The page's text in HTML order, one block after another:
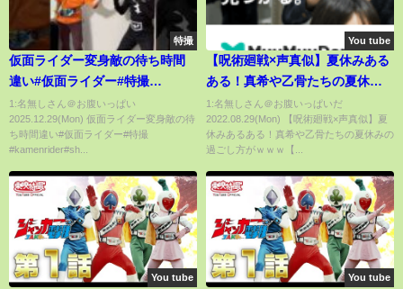
特撮
仮面ライダー変身敵の待ち時間
違い#仮面ライダー#特撮
#kamenrider#shorts
1:名無しさん＠お腹いっぱい
2025.12.29(Mon) 仮面ライダー変身敵の待
ち時間違い#仮面ライダー#特撮
#kamenrider#sh...
You tube
【呪術廻戦×声真似】夏休みある
ある！真希や乙骨たちの夏休み
の過ごし方がｗｗｗ【LINE・ア
フレコ・五条悟・乙骨憂太・狗
巻棘・祈本里香・呪術廻戦０】
1:名無しさん＠お腹いっぱいだ
2022.08.29(Mon) 【呪術廻戦×声真似】夏
休みあるある！真希や乙骨たちの夏休みの
過ごし方がｗｗｗ【...
You tube You tube